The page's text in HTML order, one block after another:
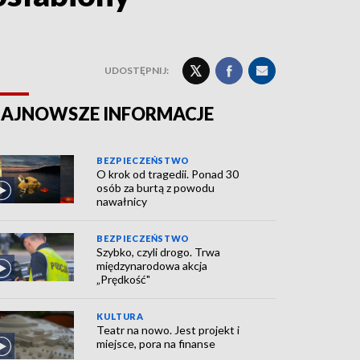
UDOSTĘPNIJ:
INFORMACJE
BEZPIECZEŃSTWO
O krok od tragedii. Ponad 30
osób za burtą z powodu
nawałnicy
BEZPIECZEŃSTWO
Szybko, czyli drogo. Trwa
międzynarodowa akcja
„Prędkość"
KULTURA
Teatr na nowo. Jest projekt i
miejsce, pora na finanse